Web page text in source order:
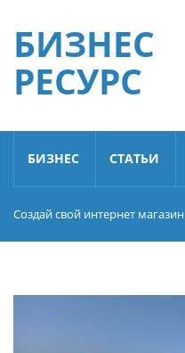
БИЗНЕС
РЕСУРС
БИЗНЕС СТАТЬИ
Создай свой интернет магазин